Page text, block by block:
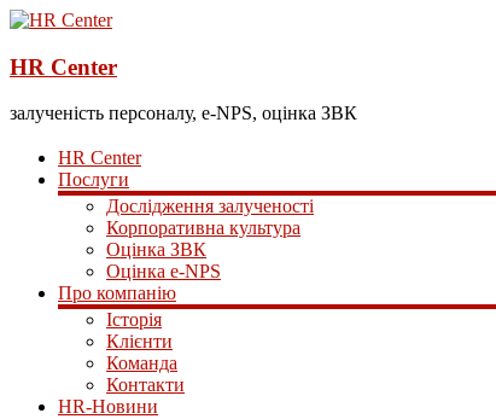
HR Center
залученість персоналу, e-NPS, оцінка ЗВК
HR Center
Послуги
Дослідження залученості
Корпоративна культура
Оцінка ЗВК
Оцінка e-NPS
Про компанію
Історія
Клієнти
Команда
Контакти
HR-Новини